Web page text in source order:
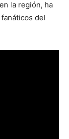
la región, ha
del